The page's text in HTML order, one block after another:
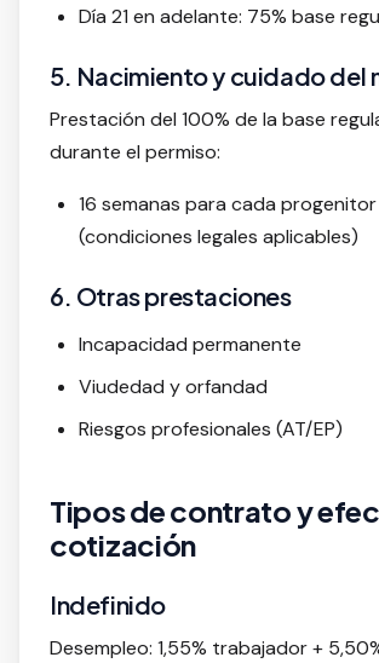
Día 21 en adelante: 75% base
5. Nacimiento y cuidado del
Prestación del 100% de la base
durante el permiso:
16 semanas para cada progenitor
(condiciones legales aplicables)
6. Otras prestaciones
Incapacidad permanente
Viudedad y orfandad
Riesgos profesionales (AT/EP)
Tipos de contrato y
cotización
Indefinido
Desempleo: 1,55% trabajador +